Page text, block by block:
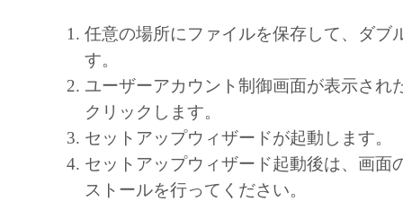
4. OWNERSHIP
Canon and its licensors retain in all respects the
and intellectual property rights in and to the
as expressly provided herein, no license or
implied, is hereby conveyed or granted by
intellectual property of Canon and its licensors.
5. EXPORT CONTROL
任意の場所にファイルを保存して、ダブ
す。
ユーザーアカウント制御画面が表示され
クリックします。
セットアップウィザードが起動します。
セットアップウィザード起動後は、画面
ストールを行ってください。